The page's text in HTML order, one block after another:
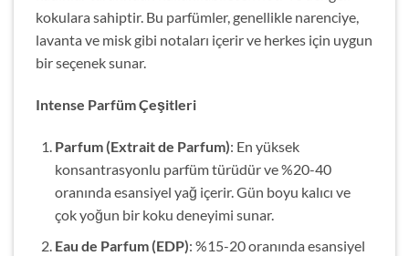
kokulara sahiptir. Bu parfümler, genellikle narenciye,
lavanta ve misk gibi notaları içerir ve herkes için uygun
bir seçenek sunar.
Intense Parfüm Çeşitleri
Parfum (Extrait de Parfum): En yüksek
konsantrasyonlu parfüm türüdür ve %20-40
oranında esansiyel yağ içerir. Gün boyu kalıcı ve
çok yoğun bir koku deneyimi sunar.
Eau de Parfum (EDP): %15-20 oranında esansiyel